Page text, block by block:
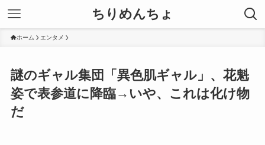
ちりめんちょ
ホーム エンタメ
謎のギャル集団「異色肌ギャル」、花魁
姿で表参道に降臨→いや、これは化け物
だ